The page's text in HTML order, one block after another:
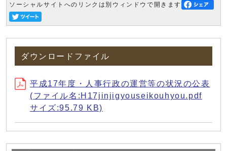
ソーシャルサイトへのリンクは別ウィンドウで開きます
ダウンロードファイル
平成17年度・人事行政の運営等の状況の公表
(ファイル名:H17jinjigyouseikouhyou.pdf
サイズ:95.79 KB)